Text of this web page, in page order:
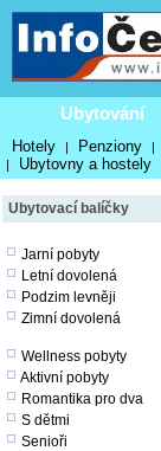
Ubytování
Hotely | Penziony |
| Ubytovny a hostely
Ubytovací balíčky
Jarní pobyty
Letní dovolená
Podzim levněji
Zimní dovolená
Wellness pobyty
Aktivní pobyty
Romantika pro dva
S dětmi
Senioři